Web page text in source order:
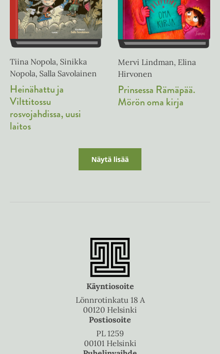
Tiina Nopola, Sinikka
Nopola, Salla Savolainen
Heinähattu ja
Vilttitossu
rosvojahdissa, uusi
laitos
Mervi Lindman, Elina
Hirvonen
Prinsessa Rämäpää.
Mörön oma kirja
Näytä lisää
Käyntiosoite
Lönnrotinkatu 18 A
00120 Helsinki
Postiosoite
PL 1259
00101 Helsinki